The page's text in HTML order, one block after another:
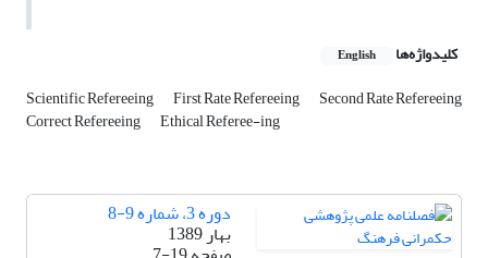
کلیدواژه‌ها English
Scientific Refereeing First Rate Refereeing Second Rate Refereeing
Correct Refereeing Ethical Referee-ing
دوره 3، شماره 9-8
بهار 1389